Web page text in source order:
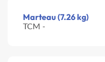
Marteau (7.26 kg)
TCM -